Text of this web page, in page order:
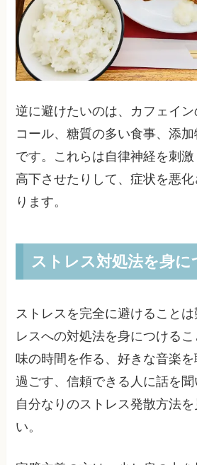
逆に避けたいのは、カフェイ
コール、糖質の多い食事、添
です。これらは自律神経を刺
高下させたりして、症状を悪
ります。
ストレス対処法を身に
ストレスを完全に避けること
レスへの対処法を身につける
味の時間を作る、好きな音楽
過ごす、信頼できる人に話を聞
自分なりのストレス発散方法
い。